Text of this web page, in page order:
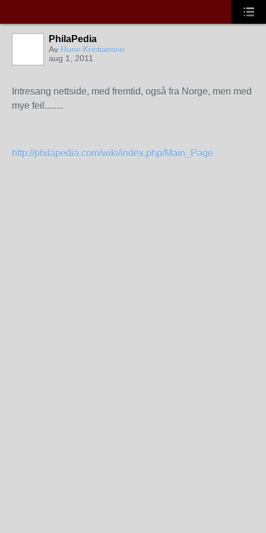
PhilaPedia
Av Rune Kristiansen
aug 1, 2011
Intresang nettside, med fremtid, også fra Norge, men med
mye feil........
http://philapedia.com/wiki/index.php/Main_Page